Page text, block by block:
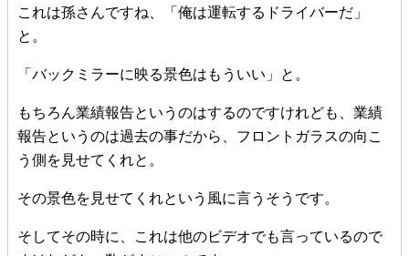
これは孫さんですね、「俺は運転するドライバーだ」
と。
「バックミラーに映る景色はもういい」と。
もちろん業績報告というのはするのですけれども、業績
報告というのは過去の事だから、フロントガラスの向こ
う側を見せてくれと。
その景色を見せてくれという風に言うそうです。
そしてその時に、これは他のビデオでも言っているので